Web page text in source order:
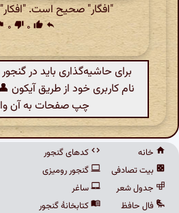
"افگار" صحیح است.
reply
thumb_up ۰ thumb_down ۰
برای حاشیه‌گذاری باید در گنجور
نام کاربری خود از طریق
چپ صفحات به آن
خانه
بیت تصادفی
جدول شعر
فال حافظ
کدهای گنجور
گنجور رومیزی
ساغر
کتابخانهٔ گنجور